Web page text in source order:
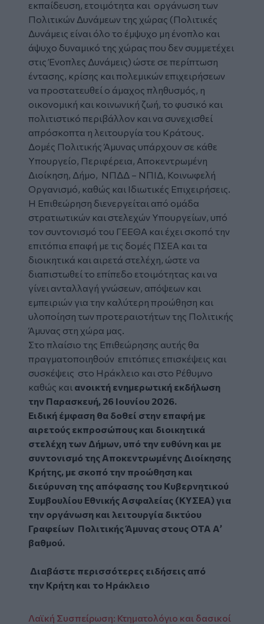
εκπαίδευση, ετοιμότητα και οργάνωση των
Πολιτικών Δυνάμεων της χώρας (Πολιτικές
Δυνάμεις είναι όλο το έμψυχο μη ένοπλο και
άψυχο δυναμικό της χώρας που δεν συμμετέχει
στις Ένοπλες Δυνάμεις) ώστε σε περίπτωση
έντασης, κρίσης και πολεμικών επιχειρήσεων
να προστατευθεί ο άμαχος πληθυσμός, η
οικονομική και κοινωνική ζωή, το φυσικό και
πολιτιστικό περιβάλλον και να συνεχισθεί
απρόσκοπτα η λειτουργία του Κράτους.
Δομές Πολιτικής Άμυνας υπάρχουν σε κάθε
Υπουργείο, Περιφέρεια, Αποκεντρωμένη
Διοίκηση, Δήμο, ΝΠΔΔ – ΝΠΙΔ, Κοινωφελή
Οργανισμό, καθώς και Ιδιωτικές Επιχειρήσεις.
Η Επιθεώρηση διενεργείται από ομάδα
στρατιωτικών και στελεχών Υπουργείων, υπό
τον συντονισμό του ΓΕΕΘΑ και έχει σκοπό την
επιτόπια επαφή με τις δομές ΠΣΕΑ και τα
διοικητικά και αιρετά στελέχη, ώστε να
διαπιστωθεί το επίπεδο ετοιμότητας και να
γίνει ανταλλαγή γνώσεων, απόψεων και
εμπειριών για την καλύτερη προώθηση και
υλοποίηση των προτεραιοτήτων της Πολιτικής
Άμυνας στη χώρα μας.
Στο πλαίσιο της Επιθεώρησης αυτής θα
πραγματοποιηθούν επιτόπιες επισκέψεις και
συσκέψεις στο Ηράκλειο και στο Ρέθυμνο
καθώς και ανοικτή ενημερωτική εκδήλωση
την Παρασκευή, 26 Ιουνίου 2026.
Ειδική έμφαση θα δοθεί στην επαφή με
αιρετούς εκπροσώπους και διοικητικά
στελέχη των Δήμων, υπό την ευθύνη και με
συντονισμό της Αποκεντρωμένης Διοίκησης
Κρήτης, με σκοπό την προώθηση και
διεύρυνση της απόφασης του Κυβερνητικού
Συμβουλίου Εθνικής Ασφαλείας (ΚΥΣΕΑ) για
την οργάνωση και λειτουργία δικτύου
Γραφείων Πολιτικής Άμυνας στους ΟΤΑ Α’
βαθμού.
Διαβάστε περισσότερες ειδήσεις από
την Κρήτη και το Ηράκλειο
Λαϊκή Συσπείρωση: Κτηματολόγιο και δασικοί